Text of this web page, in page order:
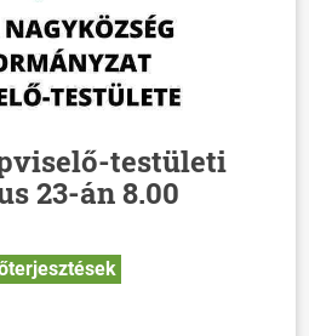
testületi
23-án 8.00